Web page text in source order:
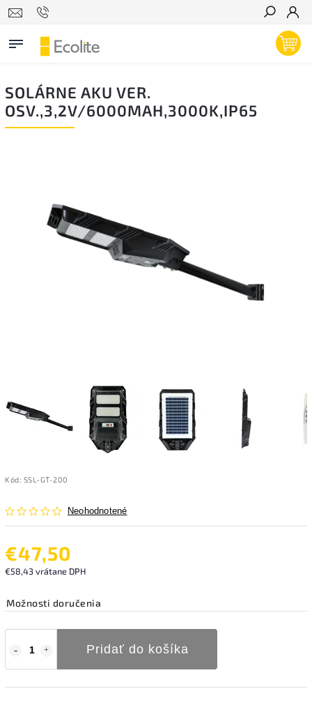
Hľadať
SOLÁRNE AKU VER.
OSV.,3,2V/6000MAH,3000K,IP65
Kód: SSL-GT-200
Neohodnotené
€47,50
€58,43 vrátane DPH
Možnosti doručenia
Pridať do košíka